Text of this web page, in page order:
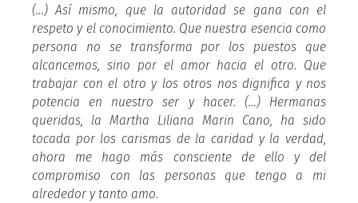
(…) Así mismo, que la autoridad se gana con el
respeto y el conocimiento. Que nuestra esencia como
persona no se transforma por los puestos que
alcancemos, sino por el amor hacia el otro. Que
trabajar con el otro y los otros nos dignifica y nos
potencia en nuestro ser y hacer. (…) Hermanas
queridas, la Martha Liliana Marin Cano, ha sido
tocada por los carismas de la caridad y la verdad,
ahora me hago más consciente de ello y del
compromiso con las personas que tengo a mi
alrededor y tanto amo.